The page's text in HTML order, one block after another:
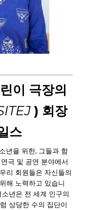
이 극장의
) 회장
스
년을 위한, 그들과 함
극 및 공연 분야에서
리 회원들은 자신들의
해 노력하고 있습니
년은 전 세계 인구의
상당한 수의 집단이